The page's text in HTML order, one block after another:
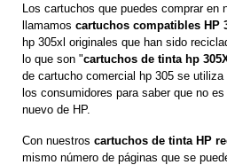
Los cartuchos que puedes comprar en
llamamos cartuchos compatibles HP
hp 305xl originales que han sido
lo que son "cartuchos de tinta hp
de cartucho comercial hp 305 se
los consumidores para saber que no
nuevo de HP.
Con nuestros cartuchos de tinta HP
mismo número de páginas que se